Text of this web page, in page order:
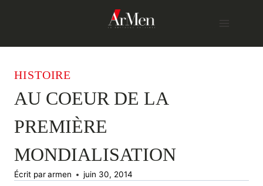
HISTOIRE
AU COEUR DE LA
PREMIÈRE
MONDIALISATION
Écrit pararmen juin 30, 2014